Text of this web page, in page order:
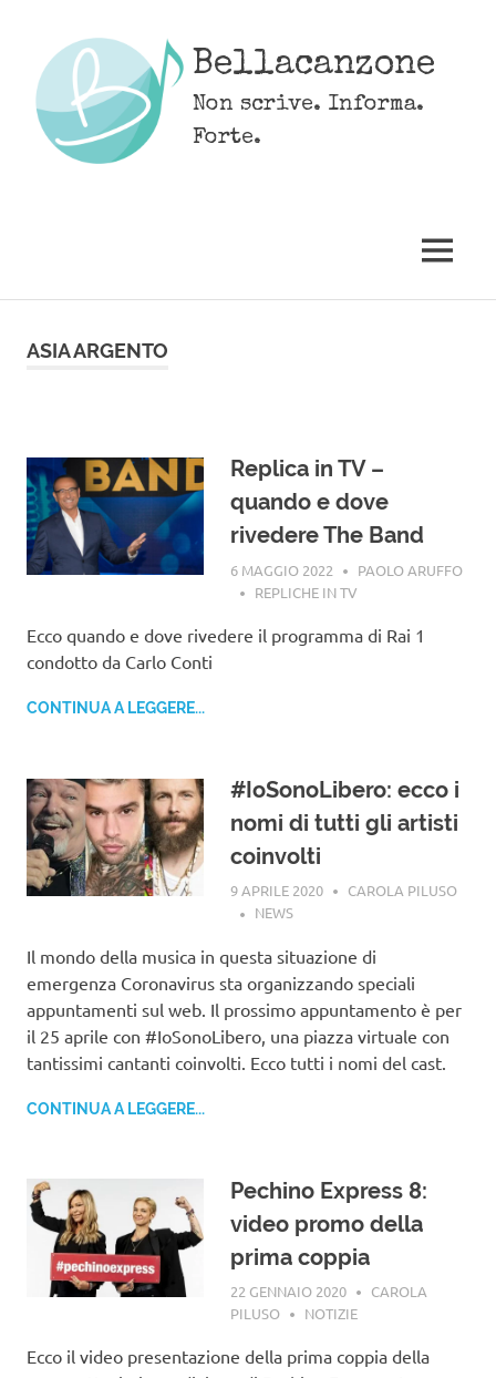
content
Bellacanzone
Non scrive. Informa.
Forte.
MENU
ASIA ARGENTO
Replica in TV –
quando e dove
rivedere The Band
6 MAGGIO 2022
PAOLO ARUFFO
REPLICHE IN TV
Ecco quando e dove rivedere il programma di Rai 1
condotto da Carlo Conti
CONTINUA A LEGGERE...
#IoSonoLibero: ecco i
nomi di tutti gli artisti
coinvolti
9 APRILE 2020
CAROLA PILUSO
NEWS
Il mondo della musica in questa situazione di
emergenza Coronavirus sta organizzando speciali
appuntamenti sul web. Il prossimo appuntamento è per
il 25 aprile con #IoSonoLibero, una piazza virtuale con
tantissimi cantanti coinvolti. Ecco tutti i nomi del cast.
CONTINUA A LEGGERE...
Pechino Express 8:
video promo della
prima coppia
22 GENNAIO 2020
CAROLA
PILUSO
NOTIZIE
Ecco il video presentazione della prima coppia della